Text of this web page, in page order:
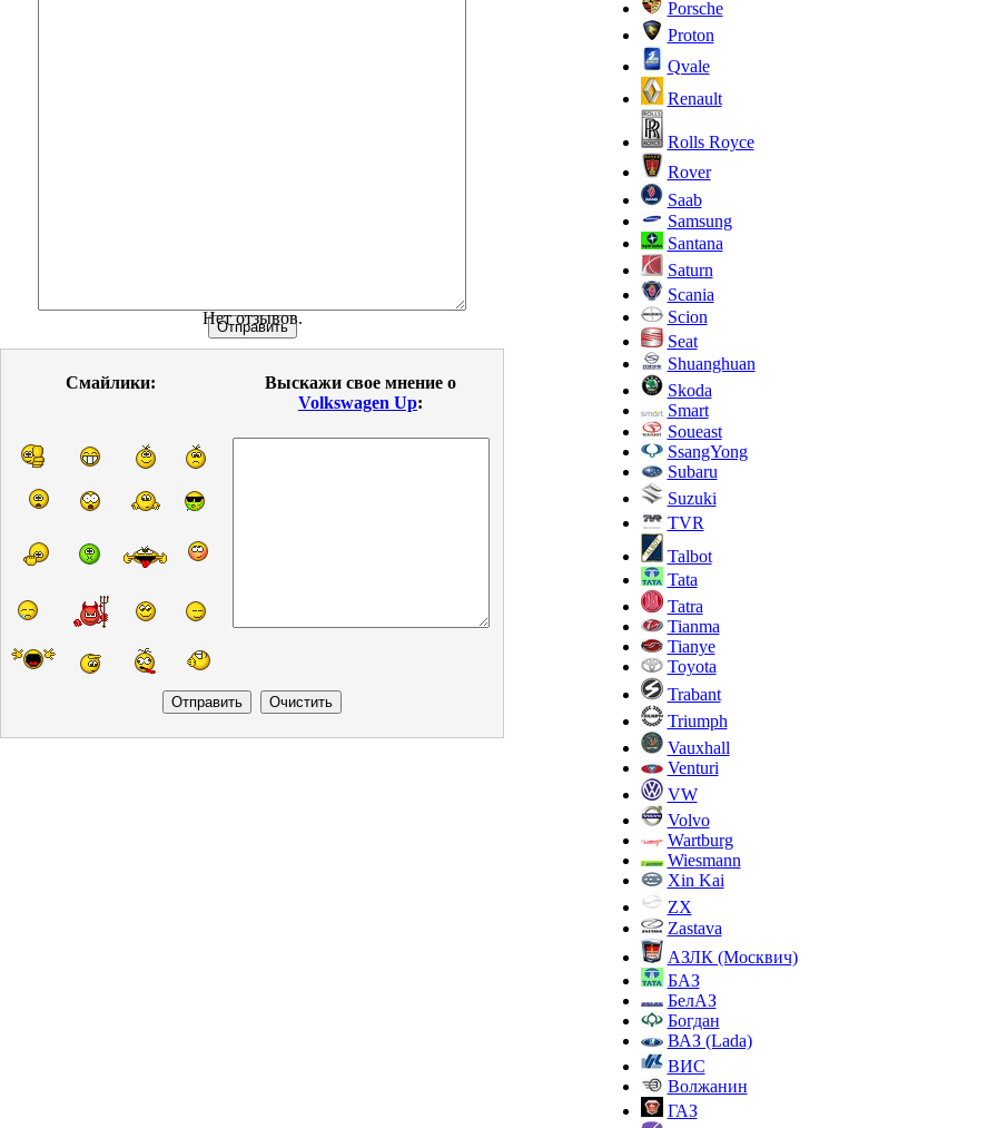
Нет отзывов.
Смайлики:
Выскажи свое мнение о
Volkswagen Up:
Porsche
Proton
Qvale
Renault
Rolls Royce
Rover
Saab
Samsung
Santana
Saturn
Scania
Scion
Seat
Shuanghuan
Skoda
Smart
Soueast
SsangYong
Subaru
Suzuki
TVR
Talbot
Tata
Tatra
Tianma
Tianye
Toyota
Trabant
Triumph
Vauxhall
Venturi
VW
Volvo
Wartburg
Wiesmann
Xin Kai
ZX
Zastava
АЗЛК (Москвич)
БАЗ
БелАЗ
Богдан
ВАЗ (Lada)
ВИС
Волжанин
ГАЗ